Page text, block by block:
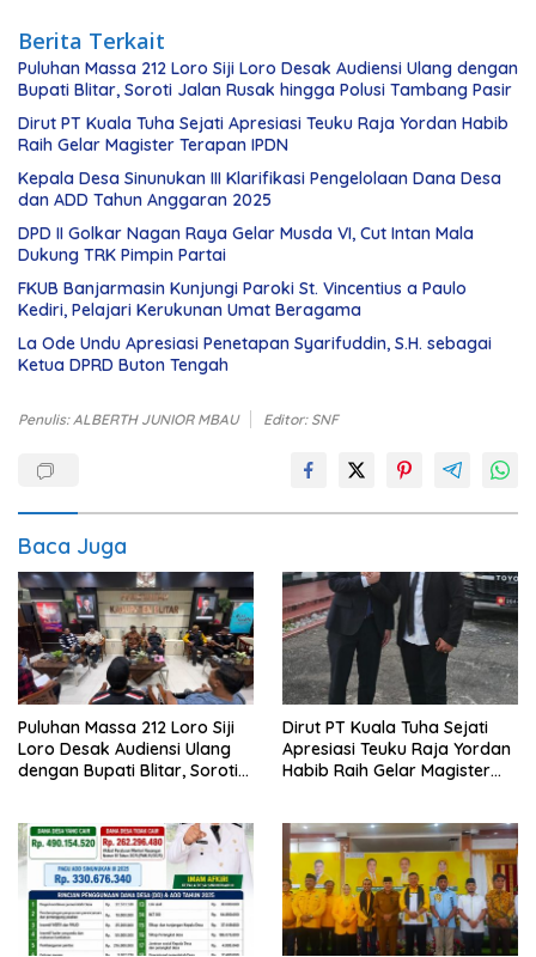
Berita Terkait
Puluhan Massa 212 Loro Siji Loro Desak Audiensi Ulang dengan
Bupati Blitar, Soroti Jalan Rusak hingga Polusi Tambang Pasir
Dirut PT Kuala Tuha Sejati Apresiasi Teuku Raja Yordan Habib
Raih Gelar Magister Terapan IPDN
Kepala Desa Sinunukan III Klarifikasi Pengelolaan Dana Desa
dan ADD Tahun Anggaran 2025
DPD II Golkar Nagan Raya Gelar Musda VI, Cut Intan Mala
Dukung TRK Pimpin Partai
FKUB Banjarmasin Kunjungi Paroki St. Vincentius a Paulo
Kediri, Pelajari Kerukunan Umat Beragama
La Ode Undu Apresiasi Penetapan Syarifuddin, S.H. sebagai
Ketua DPRD Buton Tengah
Penulis: ALBERTH JUNIOR MBAU Editor: SNF
Baca Juga
Puluhan Massa 212 Loro Siji
Loro Desak Audiensi Ulang
dengan Bupati Blitar, Soroti
Dirut PT Kuala Tuha Sejati
Apresiasi Teuku Raja Yordan
Habib Raih Gelar Magister